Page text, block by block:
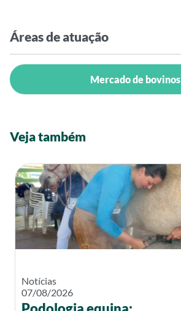
Áreas de atuação
Mercado de bovinos
Veja também
Notícias
07/08/2026